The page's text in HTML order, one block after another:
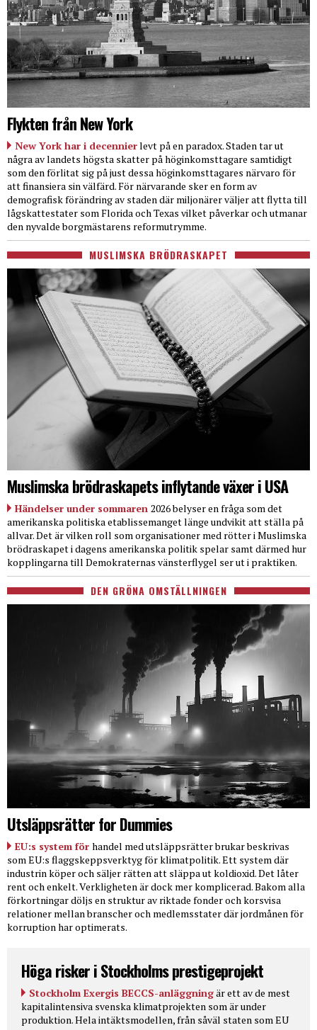
Flykten från New York
New York har i decennierlevt på en paradox. Staden tar ut
några av landets högsta skatter på höginkomsttagare samtidigt
som den förlitat sig på just dessa höginkomsttagares närvaro för
att finansiera sin välfärd. För närvarande sker en form av
demografisk förändring av staden där miljonärer väljer att flytta till
lågskattestater som Florida och Texas vilket påverkar och utmanar
den nyvalde borgmästarens reformutrymme.
MUSLIMSKA BRÖDRASKAPET
Muslimska brödraskapets inflytande växer i USA
Händelser under sommaren 2026 belyser en fråga som det
amerikanska politiska etablissemanget länge undvikit att ställa på
allvar. Det är vilken roll som organisationer med rötter i Muslimska
brödraskapet i dagens amerikanska politik spelar samt därmed hur
kopplingarna till Demokraternas vänsterflygel ser ut i praktiken.
DEN GRÖNA OMSTÄLLNINGEN
Utsläppsrätter for Dummies
EU:s system för handel med utsläppsrätter brukar beskrivas
som EU:s flaggskeppsverktyg för klimatpolitik. Ett system där
industrin köper och säljer rätten att släppa ut koldioxid. Det låter
rent och enkelt. Verkligheten är dock mer komplicerad. Bakom alla
förkortningar döljs en struktur av riktade fonder och korsvisa
relationer mellan branscher och medlemsstater där jordmånen för
korruption har optimerats.
Höga risker i Stockholms prestigeprojekt
Stockholm Exergis BECCS-anläggningär ett av de mest
kapitalintensiva svenska klimatprojekten som är under
produktion. Hela intäktsmodellen, från såväl staten som EU